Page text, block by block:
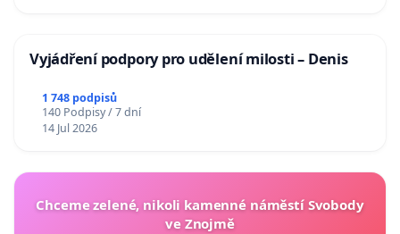
Vyjádření podpory pro udělení milosti – Denis
1 748 podpisů
140 Podpisy / 7 dní
14 Jul 2026
Chceme zelené, nikoli kamenné náměstí Svobody
ve Znojmě